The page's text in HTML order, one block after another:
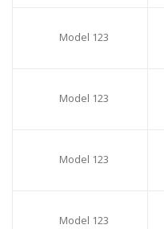
Model 123
Model 123
Model 123
Model 123